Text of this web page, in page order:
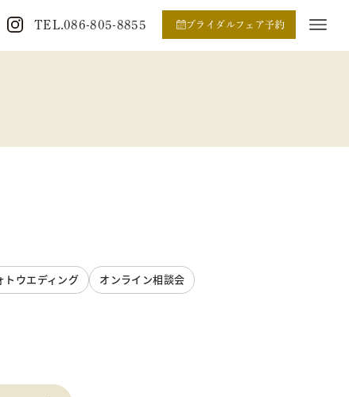
TEL.086-805-8855 ブライダルフェア予約
トウエディング オンライン相談会